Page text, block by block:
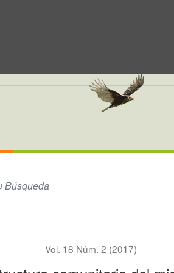
en un sector del golfo de Guayaquil,
Vol. 18 Núm. 2 (2017)